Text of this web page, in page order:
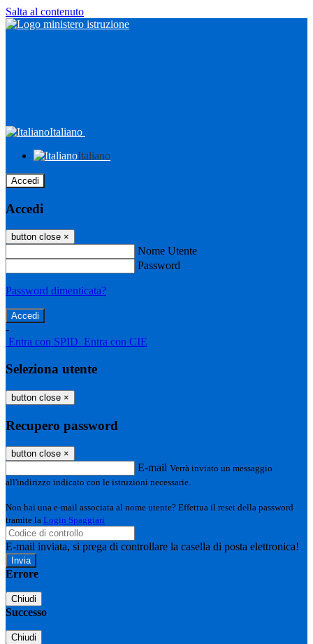
Salta al contenuto
Italiano
Italiano
Accedi
Accedi
button close ×
Nome Utente
Password
Password dimenticata?
-
Entra con SPID Entra con CIE
Seleziona utente
button close ×
Recupero password
button close ×
E-mail Verrà inviato un messaggio
all'indirizzo indicato con le istruzioni necessarie.
Non hai una e-mail associata al nome utente? Effettua il reset della password
tramite la Login Spaggiari
E-mail inviata, si prega di controllare la casella di posta elettronica!
Errore
Chiudi
Successo
Chiudi